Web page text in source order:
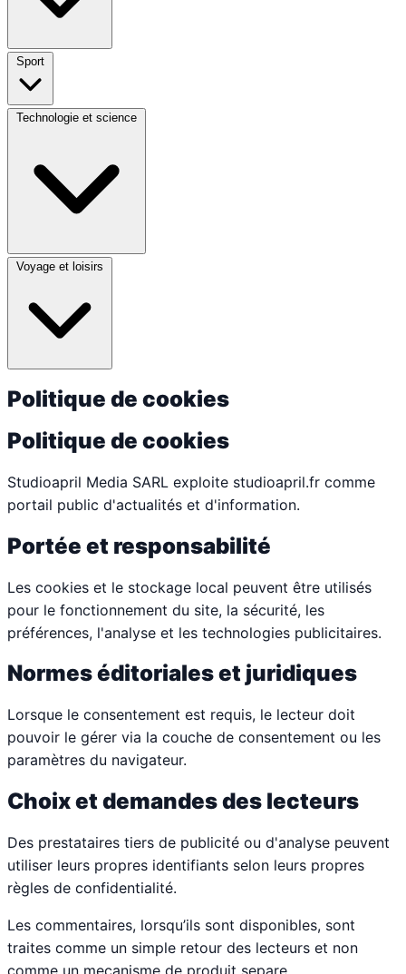
Sport
Technologie et science
Voyage et loisirs
Politique de cookies
Politique de cookies
Studioapril Media SARL exploite studioapril.fr comme
portail public d'actualités et d'information.
Portée et responsabilité
Les cookies et le stockage local peuvent être utilisés
pour le fonctionnement du site, la sécurité, les
préférences, l'analyse et les technologies publicitaires.
Normes éditoriales et juridiques
Lorsque le consentement est requis, le lecteur doit
pouvoir le gérer via la couche de consentement ou les
paramètres du navigateur.
Choix et demandes des lecteurs
Des prestataires tiers de publicité ou d'analyse peuvent
utiliser leurs propres identifiants selon leurs propres
règles de confidentialité.
Les commentaires, lorsqu’ils sont disponibles, sont
traites comme un simple retour des lecteurs et non